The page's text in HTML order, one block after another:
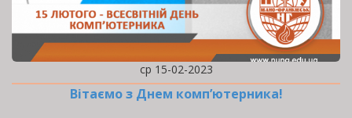
ср 15-02-2023
Вітаємо з Днем комп’ютерника!